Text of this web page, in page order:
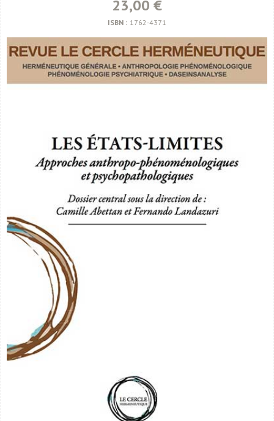
23,00 €
ISBN : 1762-4371